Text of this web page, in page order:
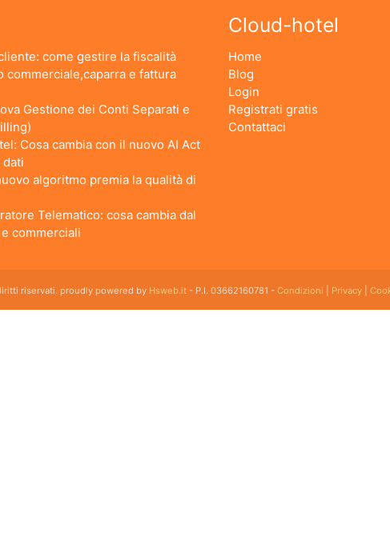
come gestire la fiscalità
commerciale,caparra e fattura
Gestione dei Conti Separati e
Cosa cambia con il nuovo AI Act
algoritmo premia la qualità di
Telematico: cosa cambia dal
commerciali
Cloud-hotel
Home
Blog
Login
Registrati gratis
Contattaci
riservati. proudly powered by Hsweb.it- P.I. 03662160781 - Condizioni Privacy|